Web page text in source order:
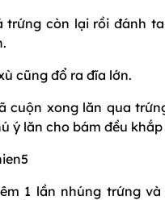
trứng còn lại rồi đánh
cũng đổ ra đĩa lớn.
cuộn xong lăn qua
ý lăn cho bám đều
1 lần nhúng trứng